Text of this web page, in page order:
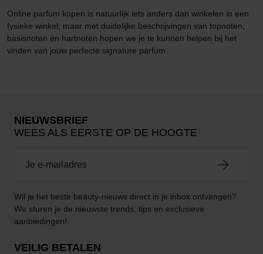
Online parfum kopen is natuurlijk iets anders dan winkelen in een
fysieke winkel, maar met duidelijke beschrijvingen van topnoten,
basisnoten en hartnoten hopen we je te kunnen helpen bij het
vinden van jouw perfecte signature parfum.
NIEUWSBRIEF
WEES ALS EERSTE OP DE HOOGTE
Wil je het beste beauty-nieuws direct in je inbox ontvangen?
We sturen je de nieuwste trends, tips en exclusieve
aanbiedingen!
VEILIG BETALEN